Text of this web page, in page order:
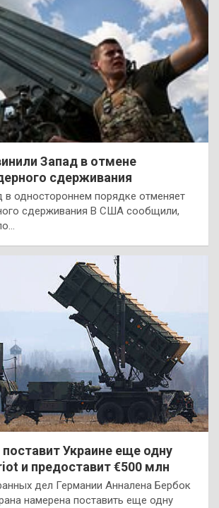
Запад в отмене
сдерживания
в одностороннем порядке отменяет
сдерживания В США сообщили,
Украине еще одну
и предоставит €500 млн
дел Германии Анналена Бербок
намерена поставить еще одну